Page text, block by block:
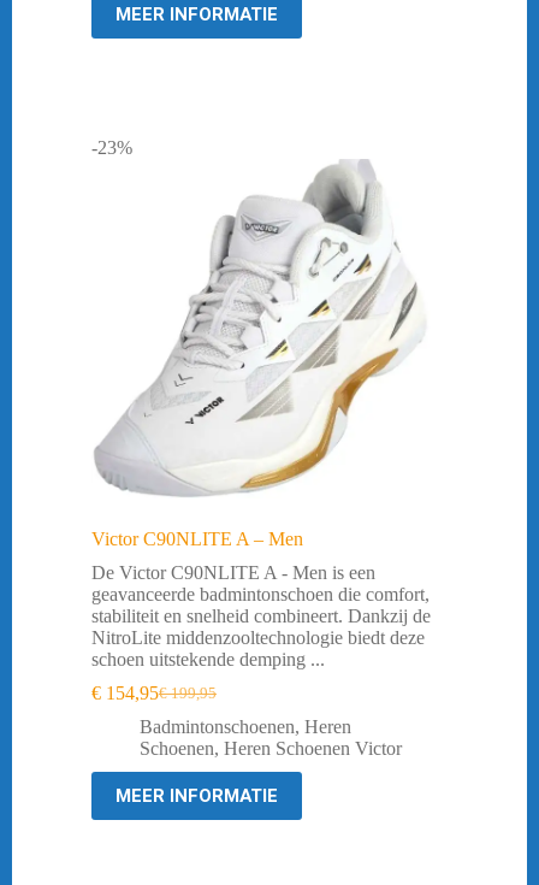
MEER INFORMATIE
-23%
Victor C90NLITE A – Men
De Victor C90NLITE A - Men is een
geavanceerde badmintonschoen die comfort,
stabiliteit en snelheid combineert. Dankzij de
NitroLite middenzooltechnologie biedt deze
schoen uitstekende demping ...
€199,95
Oorspronkelijke
prijs
was:
€ 199,95.
€ 154,95Huidige
prijs
is:
€ 154,95.
Badmintonschoenen, Heren
Schoenen, Heren Schoenen Victor
MEER INFORMATIE